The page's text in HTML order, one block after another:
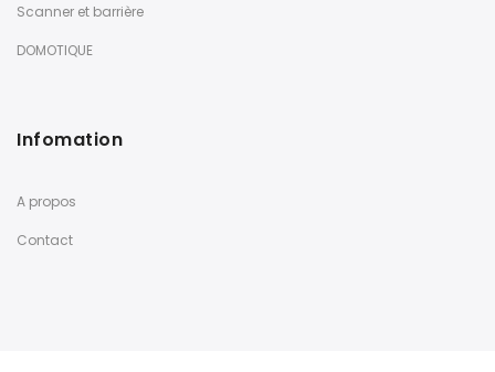
Scanner et barrière
DOMOTIQUE
Infomation
A propos
Contact